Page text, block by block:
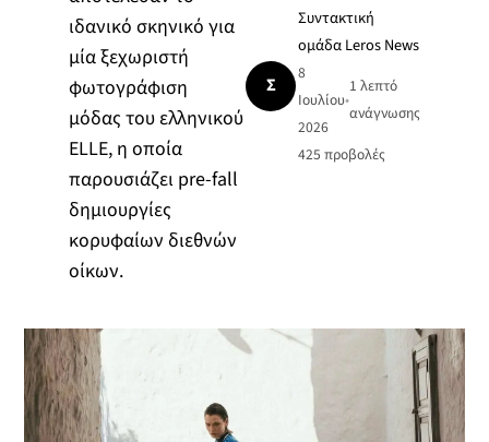
ιδανικό σκηνικό για
μία ξεχωριστή
φωτογράφιση
μόδας του ελληνικού
ELLE, η οποία
παρουσιάζει pre-fall
δημιουργίες
κορυφαίων διεθνών
οίκων.
Σ
Συντακτική
ομάδα Leros News
8
Ιουλίου
2026
•
1 λεπτό
ανάγνωσης
425 προβολές